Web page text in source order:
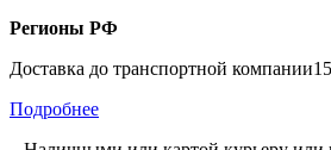
Регионы РФ
Доставка до транспортной
Подробнее